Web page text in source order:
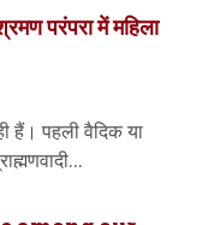
परंपरा में महिला
हैं। पहली वैदिक या